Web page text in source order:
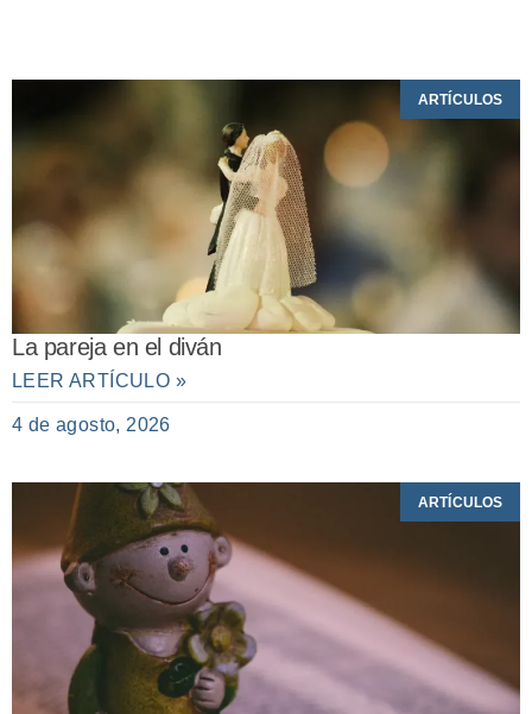
ARTÍCULOS
La pareja en el diván
LEER ARTÍCULO »
4 de agosto, 2026
ARTÍCULOS